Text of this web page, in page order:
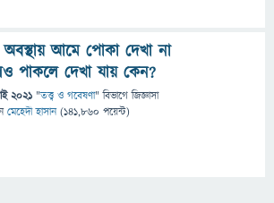
অবস্থায় আমে পোকা দেখা না
পাকলে দেখা যায় কেন?
2021 "তত্ত্ব ও গবেষণা" বিভাগে জিজ্ঞাসা
মেহেদী হাসান (141,860 পয়েন্ট)